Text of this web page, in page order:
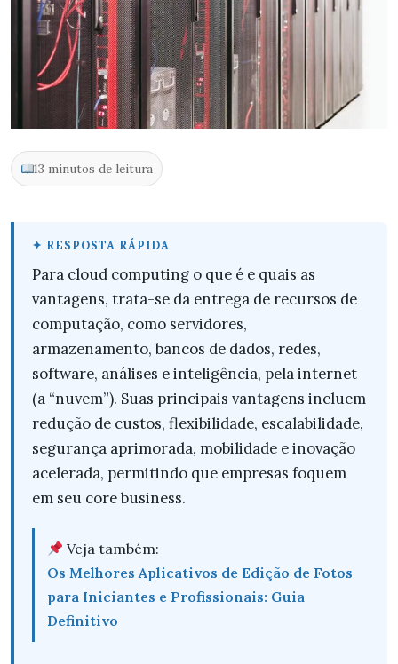
13 minutos de leitura
Para cloud computing o que é e quais as
vantagens, trata-se da entrega de recursos de
computação, como servidores,
armazenamento, bancos de dados, redes,
software, análises e inteligência, pela internet
(a “nuvem”). Suas principais vantagens incluem
redução de custos, flexibilidade, escalabilidade,
segurança aprimorada, mobilidade e inovação
acelerada, permitindo que empresas foquem
em seu core business.
Veja também:
Os Melhores Aplicativos de Edição de Fotos
para Iniciantes e Profissionais: Guia
Definitivo